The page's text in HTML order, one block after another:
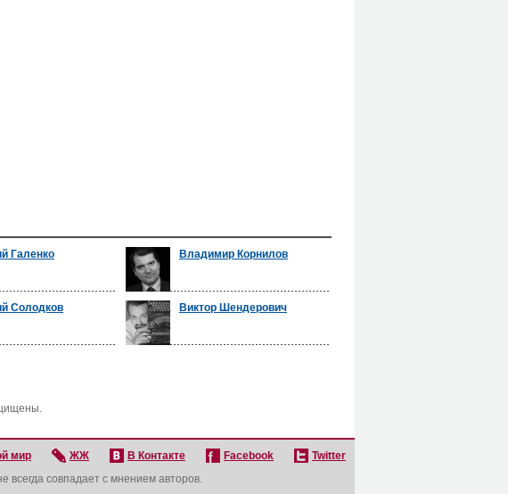
Галенко Владимир Корнилов
Солодков Виктор Шендерович
мир ЖЖ В Контакте Facebook
Twitter
всегда совпадает с мнением авторов.